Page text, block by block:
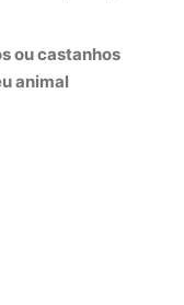
ou castanhos
animal